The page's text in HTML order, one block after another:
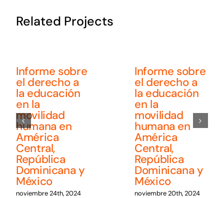
Related Projects
Informe sobre
el derecho a
la educación
en la
movilidad
humana en
América
Central,
República
Dominicana y
México
noviembre 24th, 2024
Informe sobre
el derecho a
la educación
en la
movilidad
humana en
América
Central,
República
Dominicana y
México
noviembre 20th, 2024